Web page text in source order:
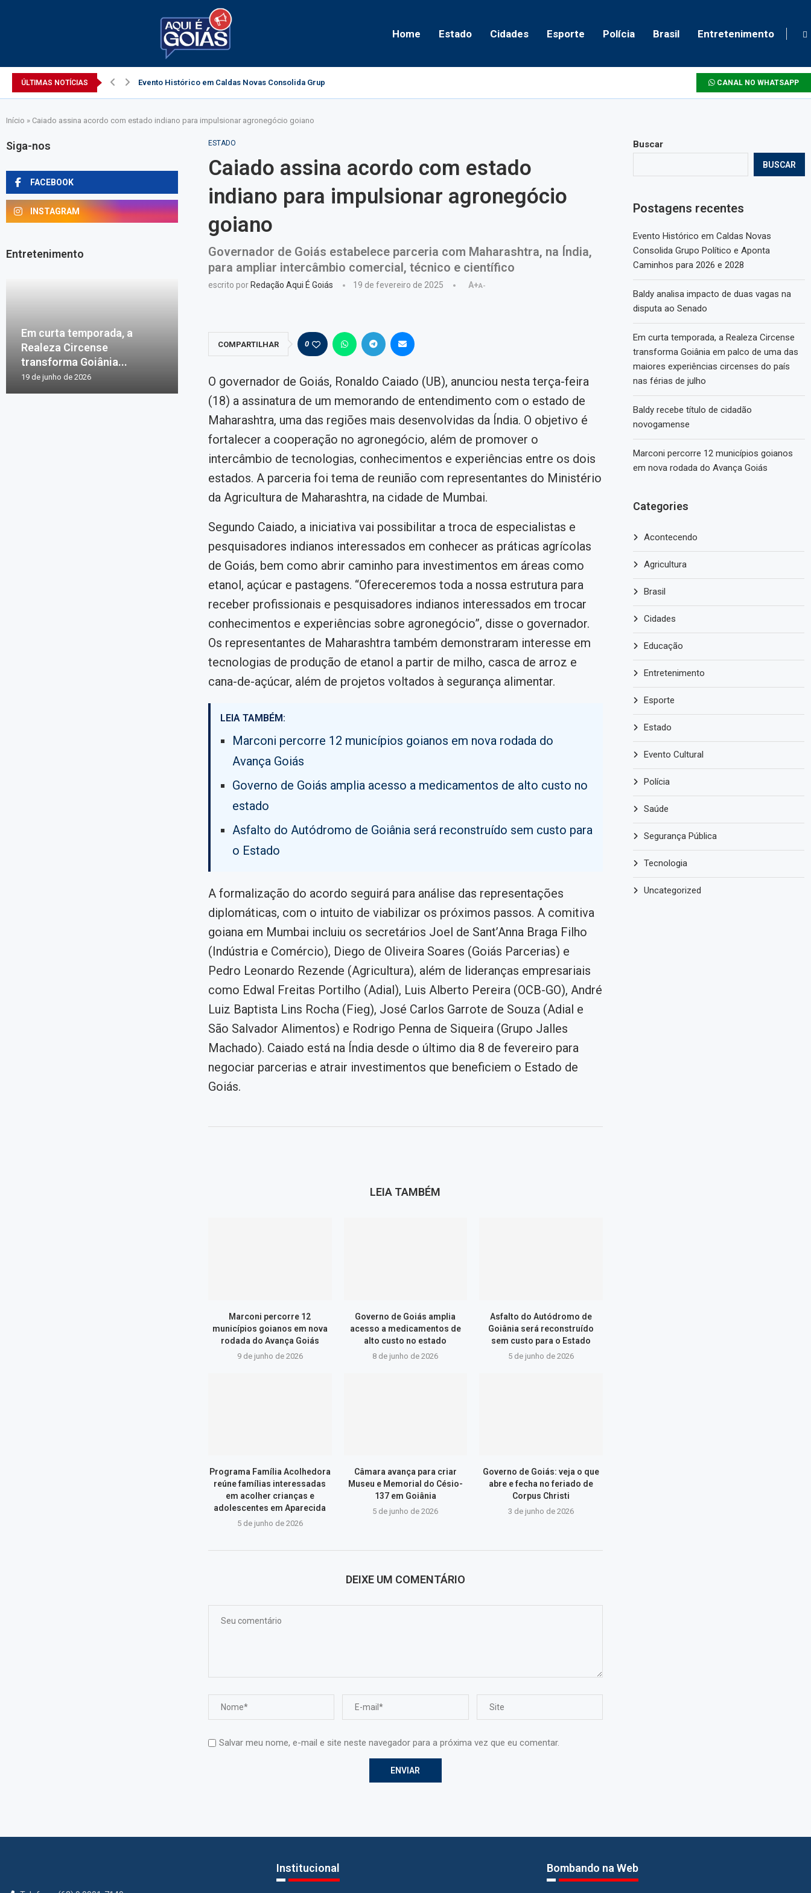
Home Estado Cidades Esporte Polícia Brasil Entretenimento
ÚLTIMAS NOTÍCIAS Evento Histórico em Caldas Novas Consolida Grupo Político e Aponta Caminhos... CANAL NO WHATSAPP
Início » Caiado assina acordo com estado indiano para impulsionar agronegócio goiano
ESTADO
Caiado assina acordo com estado
indiano para impulsionar agronegócio
goiano
Governador de Goiás estabelece parceria com Maharashtra, na Índia,
para ampliar intercâmbio comercial, técnico e científico
escrito por Redação Aqui É Goiás 19 de fevereiro de 2025 A+A-
COMPARTILHAR 0
O governador de Goiás, Ronaldo Caiado (UB), anunciou nesta terça-feira
(18) a assinatura de um memorando de entendimento com o estado de
Maharashtra, uma das regiões mais desenvolvidas da Índia. O objetivo é
fortalecer a cooperação no agronegócio, além de promover o
intercâmbio de tecnologias, conhecimentos e experiências entre os dois
estados. A parceria foi tema de reunião com representantes do Ministério
da Agricultura de Maharashtra, na cidade de Mumbai.
Segundo Caiado, a iniciativa vai possibilitar a troca de especialistas e
pesquisadores indianos interessados em conhecer as práticas agrícolas
de Goiás, bem como abrir caminho para investimentos em áreas como
etanol, açúcar e pastagens. “Ofereceremos toda a nossa estrutura para
receber profissionais e pesquisadores indianos interessados em trocar
conhecimentos e experiências sobre agronegócio”, disse o governador.
Os representantes de Maharashtra também demonstraram interesse em
tecnologias de produção de etanol a partir de milho, casca de arroz e
cana-de-açúcar, além de projetos voltados à segurança alimentar.
LEIA TAMBÉM:
Marconi percorre 12 municípios goianos em nova rodada do
Avança Goiás
Governo de Goiás amplia acesso a medicamentos de alto custo no
estado
Asfalto do Autódromo de Goiânia será reconstruído sem custo para
o Estado
A formalização do acordo seguirá para análise das representações
diplomáticas, com o intuito de viabilizar os próximos passos. A comitiva
goiana em Mumbai incluiu os secretários Joel de Sant’Anna Braga Filho
(Indústria e Comércio), Diego de Oliveira Soares (Goiás Parcerias) e
Pedro Leonardo Rezende (Agricultura), além de lideranças empresariais
como Edwal Freitas Portilho (Adial), Luis Alberto Pereira (OCB-GO), André
Luiz Baptista Lins Rocha (Fieg), José Carlos Garrote de Souza (Adial e
São Salvador Alimentos) e Rodrigo Penna de Siqueira (Grupo Jalles
Machado). Caiado está na Índia desde o último dia 8 de fevereiro para
negociar parcerias e atrair investimentos que beneficiem o Estado de
Goiás.
LEIA TAMBÉM
Marconi percorre 12
municípios goianos em nova
rodada do Avança Goiás
9 de junho de 2026
Governo de Goiás amplia
acesso a medicamentos de
alto custo no estado
8 de junho de 2026
Asfalto do Autódromo de
Goiânia será reconstruído
sem custo para o Estado
5 de junho de 2026
Programa Família Acolhedora
reúne famílias interessadas
em acolher crianças e
adolescentes em Aparecida
5 de junho de 2026
Câmara avança para criar
Museu e Memorial do Césio-
137 em Goiânia
5 de junho de 2026
Governo de Goiás: veja o que
abre e fecha no feriado de
Corpus Christi
3 de junho de 2026
DEIXE UM COMENTÁRIO
Salvar meu nome, e-mail e site neste navegador para a próxima vez que eu comentar.
Buscar
BUSCAR
Postagens recentes
Evento Histórico em Caldas Novas
Consolida Grupo Político e Aponta
Caminhos para 2026 e 2028
Baldy analisa impacto de duas vagas na
disputa ao Senado
Em curta temporada, a Realeza Circense
transforma Goiânia em palco de uma das
maiores experiências circenses do país
nas férias de julho
Baldy recebe título de cidadão
novogamense
Marconi percorre 12 municípios goianos
em nova rodada do Avança Goiás
Categories
Acontecendo
Agricultura
Brasil
Cidades
Educação
Entretenimento
Esporte
Estado
Evento Cultural
Polícia
Saúde
Segurança Pública
Tecnologia
Uncategorized
Siga-nos
FACEBOOK
INSTAGRAM
Entretenimento
Em curta temporada, a
Realeza Circense
transforma Goiânia...
19 de junho de 2026
Institucional Bombando na Web